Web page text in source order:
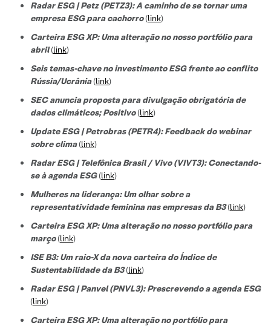
Radar ESG | Petz (PETZ3): A caminho de se tornar uma
empresa ESG para cachorro(link)
Carteira ESG XP: Uma alteração no nosso portfólio para
abril(link)
Seis temas-chave no investimento ESG frente ao conflito
Rússia/Ucrânia(link)
SEC anuncia proposta para divulgação obrigatória de
dados climáticos; Positivo(link)
Update ESG | Petrobras (PETR4): Feedback do webinar
sobre clima(link)
Radar ESG | Telefônica Brasil / Vivo (VIVT3): Conectando-
se à agenda ESG(link)
Mulheres na liderança: Um olhar sobre a
representatividade feminina nas empresas da B3(link)
Carteira ESG XP: Uma alteração no nosso portfólio para
março(link)
ISE B3: Um raio-X da nova carteira do Índice de
Sustentabilidade da B3(link)
Radar ESG | Panvel (PNVL3): Prescrevendo a agenda ESG
(link)
Carteira ESG XP: Uma alteração no portfólio para